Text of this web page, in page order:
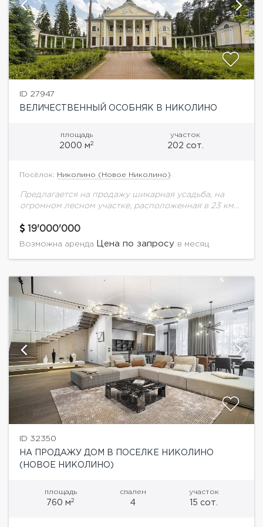
ID 27947
ВЕЛИЧЕСТВЕННЫЙ ОСОБНЯК В НИКОЛИНО
площадь
2000 м2
участок
202 сот.
Посёлок: Николино (Новое Николино)
Предлагается на продажу шикарная усадьба, на
огромном лесном участке, расположенная в 23 км
охраняемом поселке Николино.Дом 2000 кв.м. с
эксклюзивным ремонтом...
19'000'000
Возможна аренда Цена по запросу в месяц
ID 32350
НА ПРОДАЖУ ДОМ В ПОСЕЛКЕ НИКОЛИНО
(НОВОЕ НИКОЛИНО)
площадь
760 м2
спален
4
участок
15 сот.